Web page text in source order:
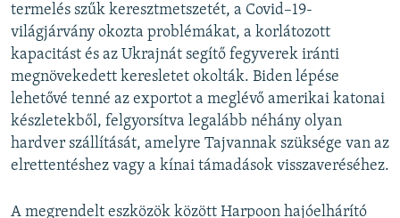
termelés szűk keresztmetszetét, a Covid–19-
világjárvány okozta problémákat, a korlátozott
kapacitást és az Ukrajnát segítő fegyverek iránti
megnövekedett keresletet okolták. Biden lépése
lehetővé tenné az exportot a meglévő amerikai katonai
készletekből, felgyorsítva legalább néhány olyan
hardver szállítását, amelyre Tajvannak szüksége van az
elrettentéshez vagy a kínai támadások visszaveréséhez.
A megrendelt eszközök között Harpoon hajóelhárító